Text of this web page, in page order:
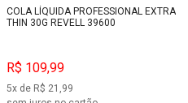
COLA LÍQUIDA PROFESSIONAL EXTRA
THIN 30G REVELL 39600
R$ 109,99
5x de R$ 21,99